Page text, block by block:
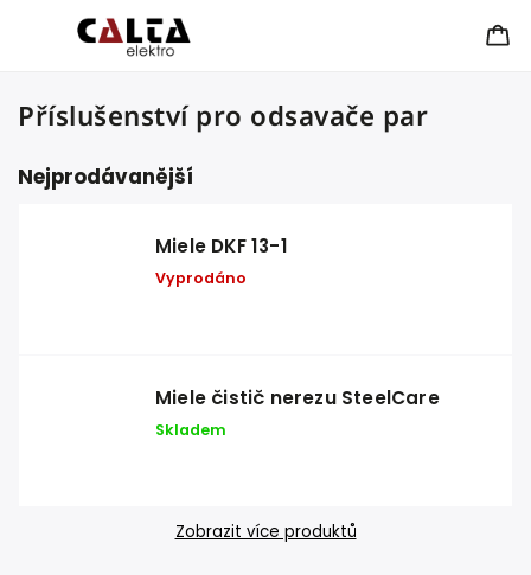
Příslušenství pro odsavače par
Nejprodávanější
Miele DKF 13-1
Vyprodáno
Miele čistič nerezu SteelCare
Skladem
Zobrazit více produktů